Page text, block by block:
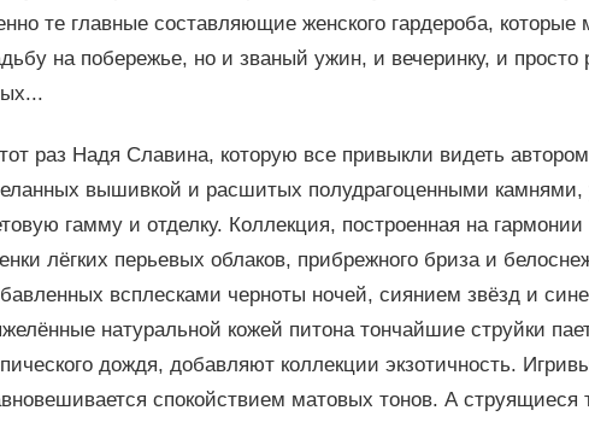
те главные составляющие женского гардероба, которые
на побережье, но и званый ужин, и вечеринку, и
раз Надя Славина, которую все привыкли видеть
вышивкой и расшитых полудрагоценными камнями,
гамму и отделку. Коллекция, построенная на гармонии
лёгких перьевых облаков, прибрежного бриза и
всплесками черноты ночей, сиянием звёзд и
натуральной кожей питона тончайшие струйки
дождя, добавляют коллекции экзотичность.
спокойствием матовых тонов. А струящиеся